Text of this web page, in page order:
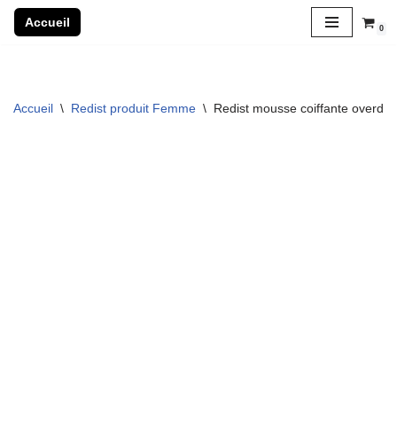
Accueil 0
Accueil \ Redist produit Femme \ Redist mousse coiffante